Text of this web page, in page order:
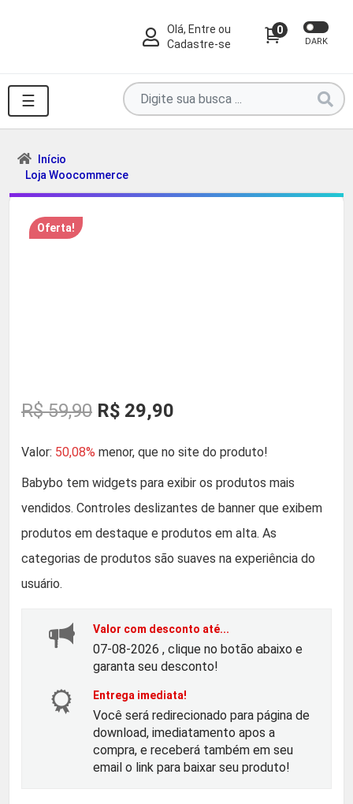
Olá, Entre ou
Cadastre-se
0
DARK
☰
Pesquise
por
produtos
...
Início
Loja Woocommerce
Oferta!
R$59,90 O
p
r
e
ç
o
r
i
g
R$ 29,90
p
r
ç
a
t
u
a
Valor: 50,08% menor, que no site do produto!
Babybo tem widgets para exibir os produtos mais
vendidos. Controles deslizantes de banner que exibem
produtos em destaque e produtos em alta. As
categorias de produtos são suaves na experiência do
usuário.
Valor com desconto até...
07-08-2026 , clique no botão abaixo e
garanta seu desconto!
Entrega imediata!
Você será redirecionado para página de
download, imediatamento apos a
compra, e receberá também em seu
email o link para baixar seu produto!